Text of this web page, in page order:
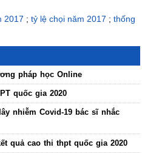
2017 ;tỷ lệ chọi năm 2017 ;thống
pháp học Online
quốc gia 2020
nhiễm Covid-19 bác sĩ nhắc
quả cao thi thpt quốc gia 2020